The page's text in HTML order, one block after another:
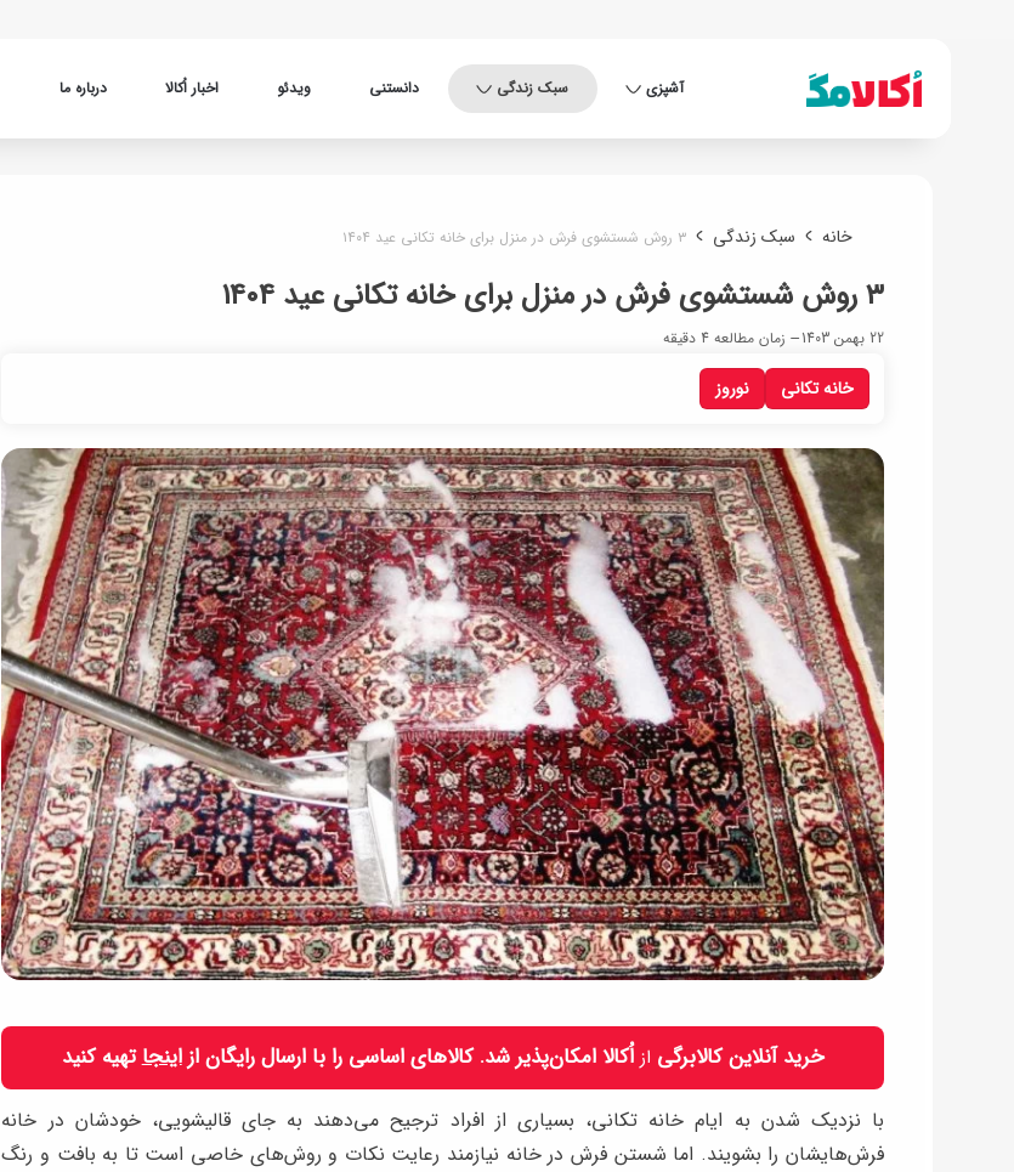
آشپزی سبک زندگی دانستنی ویدئو اخبار اُکالا درباره ما
خانه سبک زندگی ۳ روش شستشوی فرش در منزل برای خانه تکانی عید ۱۴۰۴
خانه تکانی نوروز
۳ روش شستشوی فرش در منزل برای خانه تکانی عید ۱۴۰۴
22 بهمن 1403 زمان مطالعه 4 دقیقه
خرید آنلاین کالابرگی ازاُکالا امکان‌پذیر شد. کالاهای اساسی را با ارسال رایگان ازاینجاتهیه کنید
با نزدیک شدن به ایام خانه ‌تکانی، بسیاری از افراد ترجیح می‌دهند به ‌جای قالیشویی، خودشان در خانه
فرش‌هایشان را بشویند. اما شستن فرش در خانه نیازمند رعایت نکات و روش‌های خاصی است تا به بافت و رنگ